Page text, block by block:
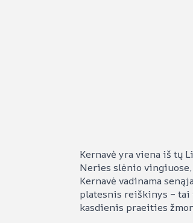
Kernavė yra viena iš tų
Neries slėnio
Kernavė vadinama
platesnis reiškinys –
kasdienis praeities